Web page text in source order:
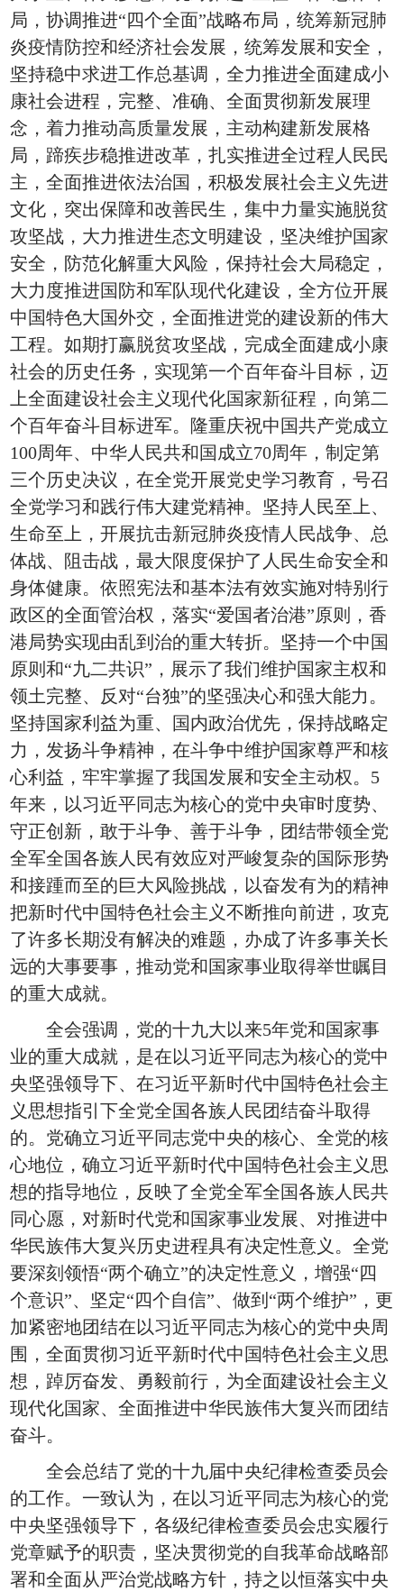
局，协调推进“四个全面”战略布局，统筹新冠肺
炎疫情防控和经济社会发展，统筹发展和安全，
坚持稳中求进工作总基调，全力推进全面建成小
康社会进程，完整、准确、全面贯彻新发展理
念，着力推动高质量发展，主动构建新发展格
局，蹄疾步稳推进改革，扎实推进全过程人民民
主，全面推进依法治国，积极发展社会主义先进
文化，突出保障和改善民生，集中力量实施脱贫
攻坚战，大力推进生态文明建设，坚决维护国家
安全，防范化解重大风险，保持社会大局稳定，
大力度推进国防和军队现代化建设，全方位开展
中国特色大国外交，全面推进党的建设新的伟大
工程。如期打赢脱贫攻坚战，完成全面建成小康
社会的历史任务，实现第一个百年奋斗目标，迈
上全面建设社会主义现代化国家新征程，向第二
个百年奋斗目标进军。隆重庆祝中国共产党成立
100周年、中华人民共和国成立70周年，制定第
三个历史决议，在全党开展党史学习教育，号召
全党学习和践行伟大建党精神。坚持人民至上、
生命至上，开展抗击新冠肺炎疫情人民战争、总
体战、阻击战，最大限度保护了人民生命安全和
身体健康。依照宪法和基本法有效实施对特别行
政区的全面管治权，落实“爱国者治港”原则，香
港局势实现由乱到治的重大转折。坚持一个中国
原则和“九二共识”，展示了我们维护国家主权和
领土完整、反对“台独”的坚强决心和强大能力。
坚持国家利益为重、国内政治优先，保持战略定
力，发扬斗争精神，在斗争中维护国家尊严和核
心利益，牢牢掌握了我国发展和安全主动权。5
年来，以习近平同志为核心的党中央审时度势、
守正创新，敢于斗争、善于斗争，团结带领全党
全军全国各族人民有效应对严峻复杂的国际形势
和接踵而至的巨大风险挑战，以奋发有为的精神
把新时代中国特色社会主义不断推向前进，攻克
了许多长期没有解决的难题，办成了许多事关长
远的大事要事，推动党和国家事业取得举世瞩目
的重大成就。
全会强调，党的十九大以来5年党和国家事
业的重大成就，是在以习近平同志为核心的党中
央坚强领导下、在习近平新时代中国特色社会主
义思想指引下全党全国各族人民团结奋斗取得
的。党确立习近平同志党中央的核心、全党的核
心地位，确立习近平新时代中国特色社会主义思
想的指导地位，反映了全党全军全国各族人民共
同心愿，对新时代党和国家事业发展、对推进中
华民族伟大复兴历史进程具有决定性意义。全党
要深刻领悟“两个确立”的决定性意义，增强“四
个意识”、坚定“四个自信”、做到“两个维护”，更
加紧密地团结在以习近平同志为核心的党中央周
围，全面贯彻习近平新时代中国特色社会主义思
想，踔厉奋发、勇毅前行，为全面建设社会主义
现代化国家、全面推进中华民族伟大复兴而团结
奋斗。
全会总结了党的十九届中央纪律检查委员会
的工作。一致认为，在以习近平同志为核心的党
中央坚强领导下，各级纪律检查委员会忠实履行
党章赋予的职责，坚决贯彻党的自我革命战略部
署和全面从严治党战略方针，持之以恒落实中央